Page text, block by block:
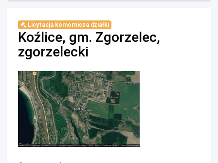
Licytacja komornicza działki
Koźlice, gm. Zgorzelec,
zgorzelecki